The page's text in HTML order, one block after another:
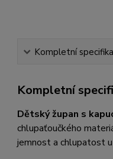
Kompletní
Kompletní
Dětský župan s
chlupaťoučkého
jemnost a chlupatost